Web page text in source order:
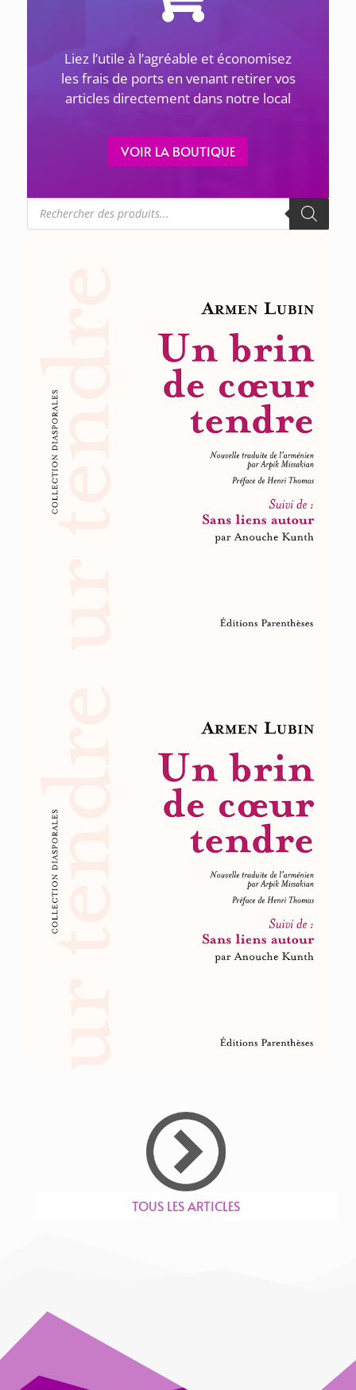
ACTUALITÉS
1 avril 2026
LES GÉNOCIDES DU 20E SIÈCLE ET LES JUSTES –
La Maison de la Culture Arménienne de
Denis
Liez l’utile à l’agréable et économisez
les frais de ports en venant retirer vos
articles directement dans notre local
VOIR LA BOUTIQUE
Recherche
de
produits
TOUS LES ARTICLES